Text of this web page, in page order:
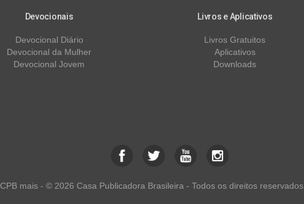
Devocionais
Devocional Diário
Devocional da Mulher
Devocional Jovem
Livros e Aplicativos
Livros Gratuitos
Aplicativos
Downloads
CPB mais - © 2026 Casa Publicadora Brasileira - Todos os direitos reservados.